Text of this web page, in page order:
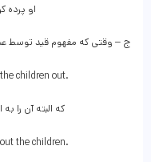
او پرده
ج – وقتی که مفهوم قید توسط
children out.
که البته آن را
the children.